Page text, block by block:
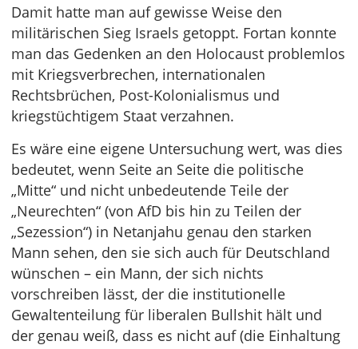
Damit hatte man auf gewisse Weise den
militärischen Sieg Israels getoppt. Fortan konnte
man das Gedenken an den Holocaust problemlos
mit Kriegsverbrechen, internationalen
Rechtsbrüchen, Post-Kolonialismus und
kriegstüchtigem Staat verzahnen.
Es wäre eine eigene Untersuchung wert, was dies
bedeutet, wenn Seite an Seite die politische
„Mitte“ und nicht unbedeutende Teile der
„Neurechten“ (von AfD bis hin zu Teilen der
„Sezession“) in Netanjahu genau den starken
Mann sehen, den sie sich auch für Deutschland
wünschen – ein Mann, der sich nichts
vorschreiben lässt, der die institutionelle
Gewaltenteilung für liberalen Bullshit hält und
der genau weiß, dass es nicht auf (die Einhaltung